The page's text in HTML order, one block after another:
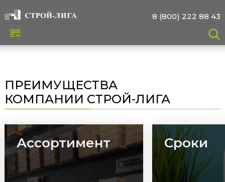
8 (800) 222 88 43
ПРЕИМУЩЕСТВА
КОМПАНИИ СТРОЙ-ЛИГА
Ассортимент Сроки